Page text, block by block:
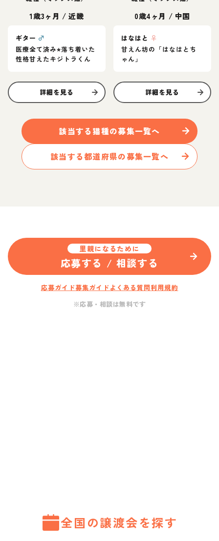
1歳3ヶ月 /近畿
ギター ♂
医療全て済み⭐︎落ち着いた
性格甘えたキジトラくん
詳細を見る
0歳4ヶ月 / 中国
はなはと ♀
甘えん坊の「はなはとち
ゃん」
詳細を見る
該当する 猫種の募集一覧へ
該当する都道府県の募集一覧へ
里親になるために
応募する / 相談する
応募ガイド募集ガイド よくある質問利用規約
※応募・相談は無料です
全国の譲渡会を探す